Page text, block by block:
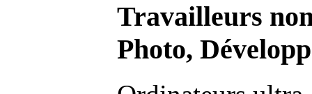
Travailleurs
Photo,